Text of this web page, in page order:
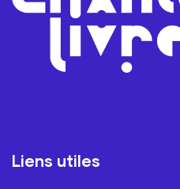
Liens utiles